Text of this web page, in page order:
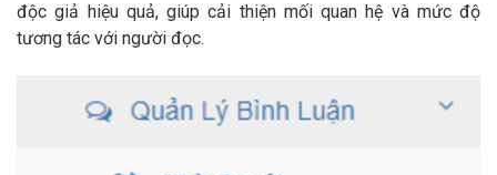
độc giả hiệu quả, giúp cải thiện mối quan hệ và mức độ
tương tác với người đọc.